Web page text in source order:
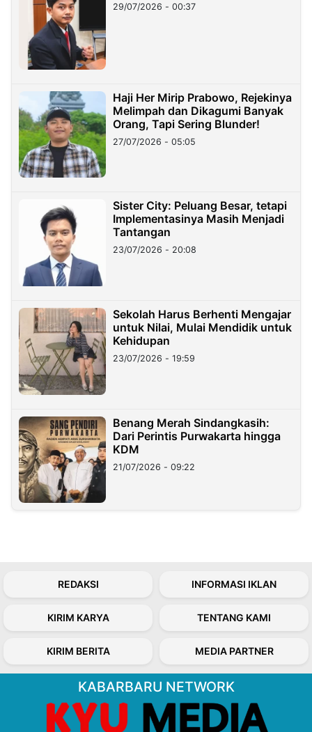
29/07/2026 - 00:37
Haji Her Mirip Prabowo, Rejekinya
Melimpah dan Dikagumi Banyak
Orang, Tapi Sering Blunder!
27/07/2026 - 05:05
Sister City: Peluang Besar, tetapi
Implementasinya Masih Menjadi
Tantangan
23/07/2026 - 20:08
Sekolah Harus Berhenti Mengajar
untuk Nilai, Mulai Mendidik untuk
Kehidupan
23/07/2026 - 19:59
Benang Merah Sindangkasih:
Dari Perintis Purwakarta hingga
KDM
21/07/2026 - 09:22
REDAKSI INFORMASI IKLAN
KIRIM KARYA TENTANG KAMI
KIRIM BERITA MEDIA PARTNER
KABARBARU NETWORK